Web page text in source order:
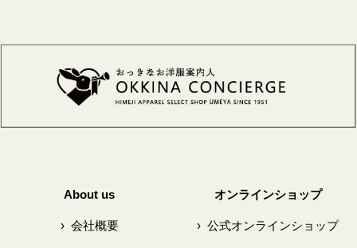
About us
›会社概要
オンラインショップ
› 公式オンラインショップ